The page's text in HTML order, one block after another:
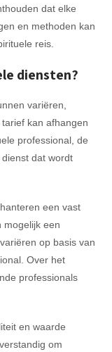
dat elke
en methoden kan
reis.
diensten?
variëren,
kan afhangen
professional, de
dat wordt
een vast
mogelijk een
op basis van
Over het
professionals
en waarde
om